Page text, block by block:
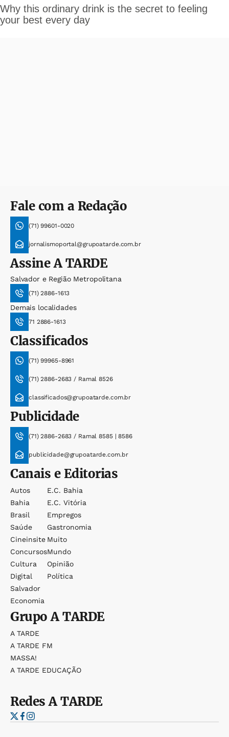
Fale com a Redação
(71) 99601-0020
jornalismoportal@grupoatarde.com.br
AssineA TARDE
Salvador e Região Metropolitana
(71) 2886-1613
Demais localidades
71 2886-1613
Classificados
(71) 99965-8961
(71) 2886-2683 / Ramal 8526
classificados@grupoatarde.com.br
Publicidade
(71) 2886-2683 / Ramal 8585 | 8586
publicidade@grupoatarde.com.br
Canais e Editorias
Autos
Bahia
Brasil
Saúde
Cineinsite
Concursos
Cultura
Digital
Salvador
Economia
E.c. Bahia
E.c. Vitória
Empregos
Gastronomia
Muito
Mundo
Opinião
Política
GrupoA TARDE
A TARDE
A TARDE FM
MASSA!
A TARDE EDUCAÇÃO
RedesA TARDE